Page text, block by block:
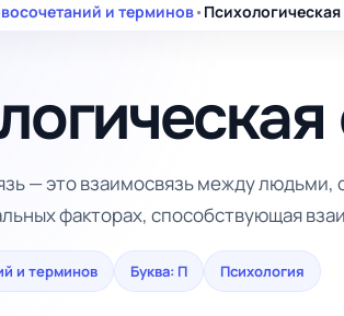
и терминов• Психологическая
— это взаимосвязь между
факторах, способствующая
и терминов Буква: П Психология